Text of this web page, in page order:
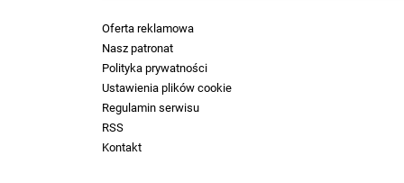
Oferta reklamowa
Nasz patronat
Polityka prywatności
Ustawienia plików cookie
Regulamin serwisu
RSS
Kontakt